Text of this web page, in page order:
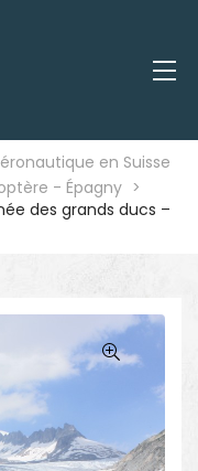
en Suisse
- Épagny >
des grands ducs –